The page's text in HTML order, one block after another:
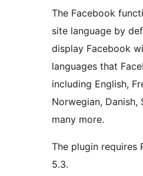
The Facebook
site language by
display Facebook
languages that
including English,
Norwegian, Danish,
many more.
The plugin requires
5.3.